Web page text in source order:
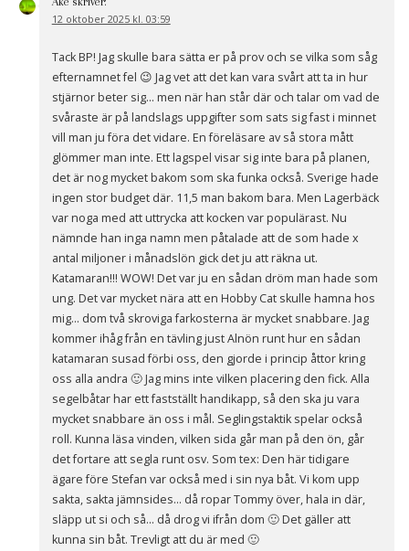
12 oktober 2025 kl. 03:59
Tack BP! Jag skulle bara sätta er på prov och se vilka som såg
efternamnet fel 😉 Jag vet att det kan vara svårt att ta in hur
stjärnor beter sig… men när han står där och talar om vad de
svåraste är på landslags uppgifter som sats sig fast i minnet
vill man ju föra det vidare. En föreläsare av så stora mått
glömmer man inte. Ett lagspel visar sig inte bara på planen,
det är nog mycket bakom som ska funka också. Sverige hade
ingen stor budget där. 11,5 man bakom bara. Men Lagerbäck
var noga med att uttrycka att kocken var populärast. Nu
nämnde han inga namn men påtalade att de som hade x
antal miljoner i månadslön gick det ju att räkna ut.
Katamaran!!! WOW! Det var ju en sådan dröm man hade som
ung. Det var mycket nära att en Hobby Cat skulle hamna hos
mig… dom två skroviga farkosterna är mycket snabbare. Jag
kommer ihåg från en tävling just Alnön runt hur en sådan
katamaran susad förbi oss, den gjorde i princip åttor kring
oss alla andra 🙂 Jag mins inte vilken placering den fick. Alla
segelbåtar har ett fastställt handikapp, så den ska ju vara
mycket snabbare än oss i mål. Seglingstaktik spelar också
roll. Kunna läsa vinden, vilken sida går man på den ön, går
det fortare att segla runt osv. Som tex: Den här tidigare
ägare före Stefan var också med i sin nya båt. Vi kom upp
sakta, sakta jämnsides… då ropar Tommy över, hala in där,
släpp ut si och så… då drog vi ifrån dom 🙂 Det gäller att
kunna sin båt. Trevligt att du är med 🙂